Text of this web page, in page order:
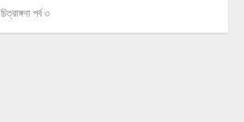
চিত্রাঙ্গনা পর্ব ৩